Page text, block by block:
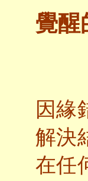
覺醒
因緣
解決
在任